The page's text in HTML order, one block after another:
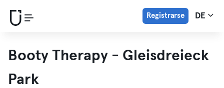
Registrarse DE
Booty Therapy - Gleisdreieck
Park